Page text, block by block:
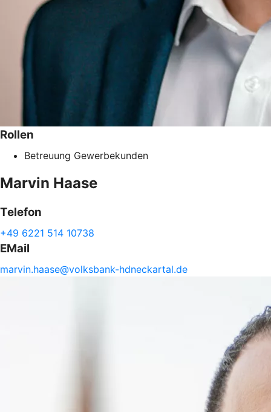
Rollen
Betreuung Gewerbekunden
Marvin Haase
Telefon
+49 6221 514 10738
EMail
marvin.haase@volksbank-hdneckartal.de